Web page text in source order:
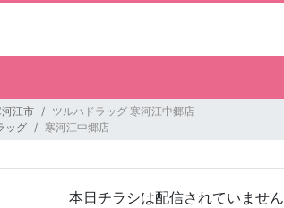
江市
ツルハドラッグ 寒河江中郷店
ッグ 寒河江中郷店
本日チラシは配信されていません